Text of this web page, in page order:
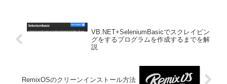
VB.NET+SeleniumBasicでスクレイピン
グをするプログラムを作成するまでを解
説
RemixOSのクリーンインストール方法